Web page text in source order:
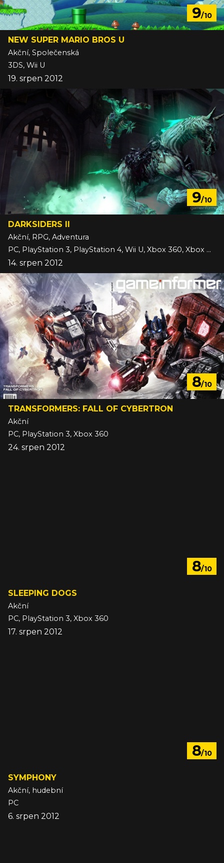
9/10
NEW SUPER MARIO BROS U
Akční, Společenská
3DS, Wii U
19. srpen 2012
9/10
DARKSIDERS II
Akční, RPG, Adventura
PC, PlayStation 3, PlayStation 4, Wii U, Xbox 360, Xbox One
14. srpen 2012
8/10
TRANSFORMERS: FALL OF CYBERTRON
Akční
PC, PlayStation 3, Xbox 360
24. srpen 2012
8/10
SLEEPING DOGS
Akční
PC, PlayStation 3, Xbox 360
17. srpen 2012
8/10
SYMPHONY
Akční, hudební
PC
6. srpen 2012